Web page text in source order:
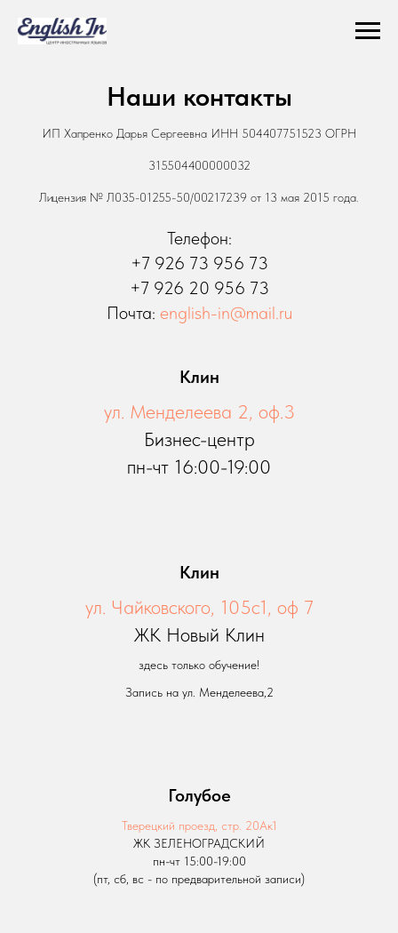
Наши контакты
ИП Хапренко Дарья Сергеевна ИНН 504407751523 ОГРН
315504400000032
Лицензия № Л035-01255-50/00217239 от 13 мая 2015 года.
Телефон:
+7 926 73 956 73
+7 926 20 956 73
Почта: english-in@mail.ru
Клин
ул. Менделеева 2, оф.3
Бизнес-центр
пн-чт 16:00-19:00
Клин
ул. Чайковского, 105с1, оф 7
ЖК Новый Клин
здесь только обучение!
Запись на ул. Менделеева,2
Голубое
Тверецкий проезд, стр. 20Ак1
ЖК ЗЕЛЕНОГРАДСКИЙ
пн-чт 15:00-19:00
(пт, сб, вс - по предварительной записи)